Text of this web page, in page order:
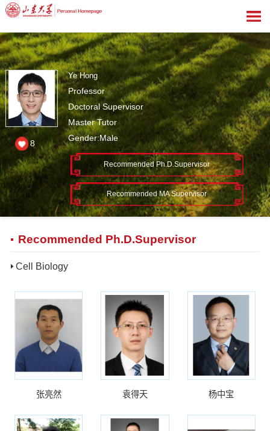
Ye Hong
Professor
Doctoral Supervisor
Master Tutor
Gender:Male
Recommended Ph.D.Supervisor
Recommended MA Supervisor
8
Recommended Ph.D.Supervisor
Cell Biology
张亮然 袁得天 杨中宝